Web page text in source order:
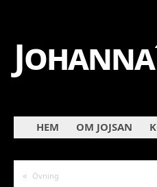
HEM OM JOJSAN
« Övning